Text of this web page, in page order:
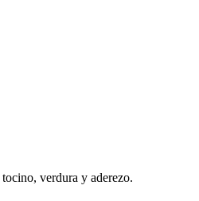
verdura y aderezo.